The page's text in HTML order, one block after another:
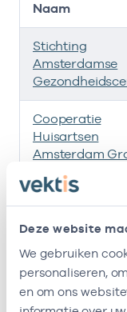
Deze website
We gebruiken
personaliseren,
en om ons
Ik ben werkzaam
Naam
Stichting
Amsterdamse
Cooperatie
Huisartsen
Amsterdam
Stichting
Kolthof/